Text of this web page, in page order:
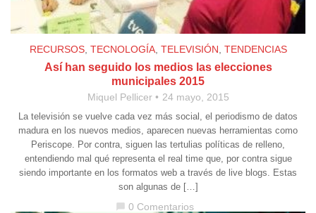
RECURSOS, TECNOLOGÍA, TELEVISIÓN TENDENCIAS
Así han seguido los medios las elecciones
municipales 2015
Miquel Pellicer 24 mayo, 2015
La televisión se vuelve cada vez más social, el periodismo de datos
madura en los nuevos medios, aparecen nuevas herramientas como
Periscope. Por contra, siguen las tertulias políticas de relleno,
entendiendo mal qué representa el real time que, por contra sigue
siendo importante en los formatos web a través de live blogs. Estas
son algunas de […]
0 Comentarios